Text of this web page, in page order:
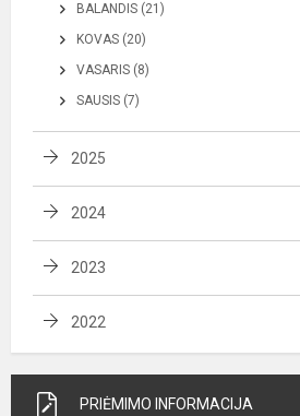
BALANDIS (21)
KOVAS (20)
VASARIS (8)
SAUSIS (7)
2025
2024
2023
2022
PRIĖMIMO INFORMACIJA